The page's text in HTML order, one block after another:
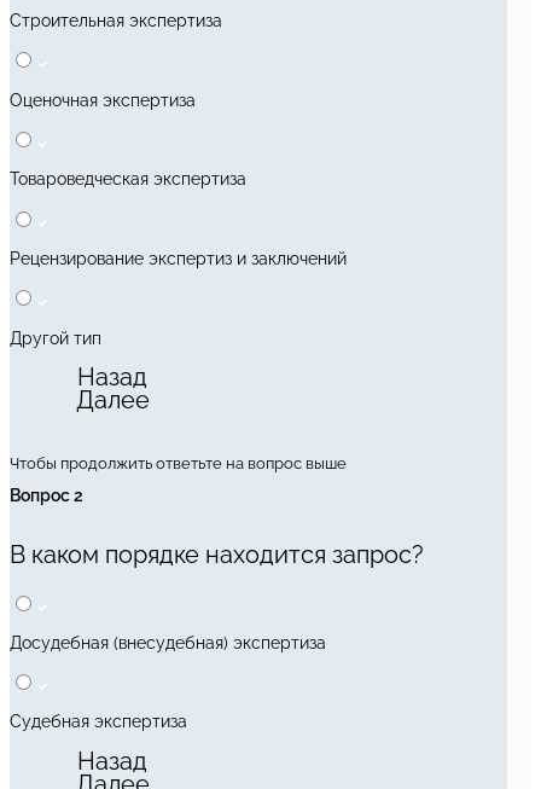
Строительная экспертиза
Оценочная экспертиза
Товароведческая экспертиза
Рецензирование экспертиз и заключений
Другой тип
Назад
Далее
Чтобы продолжить ответьте на вопрос выше
Вопрос 2
В каком порядке находится запрос?
Досудебная (внесудебная) экспертиза
Судебная экспертиза
Назад